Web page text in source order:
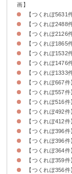
画】
【つくれぽ5631
【つくれぽ2488
【つくれぽ2126
【つくれぽ1865
【つくれぽ1532
【つくれぽ1476
【つくれぽ1333
【つくれぽ667
【つくれぽ557
【つくれぽ516
【つくれぽ492
【つくれぽ412
【つくれぽ396
【つくれぽ396
【つくれぽ364
【つくれぽ359
【つくれぽ356